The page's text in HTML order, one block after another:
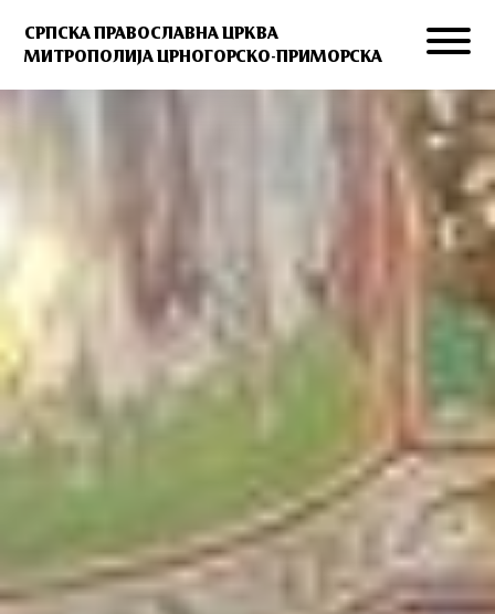
СРПСКА ПРАВОСЛАВНА ЦРКВА
МИТРОПОЛИЈА ЦРНОГОРСКО-ПРИМОРСКА